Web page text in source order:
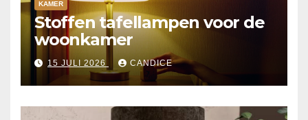
KAMER
Stoffen tafellampen voor de
woonkamer
15 JULI 2026 CANDICE